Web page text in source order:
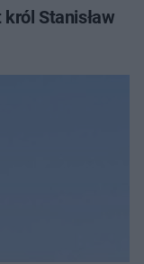
Stanisław